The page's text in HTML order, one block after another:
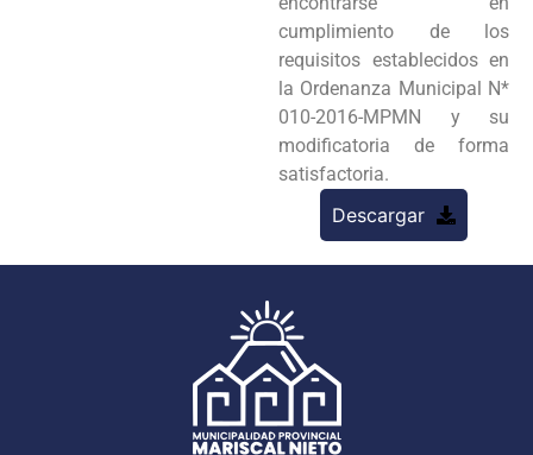
cumplimiento de los
requisitos establecidos en
la Ordenanza Municipal N*
010-2016-MPMN y su
modificatoria de forma
satisfactoria.
Descargar